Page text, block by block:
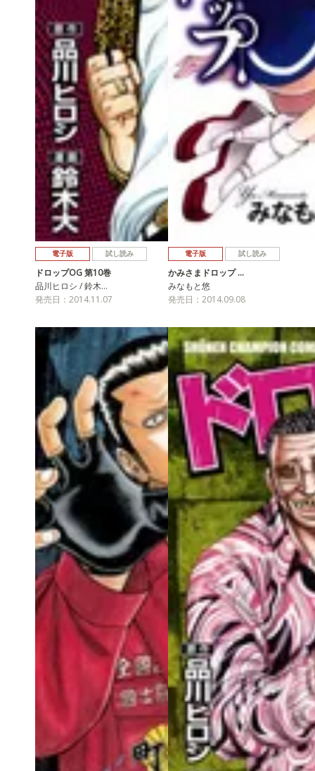
電子版 試し読み
ドロップOG 第10巻
品川ヒロシ / 鈴木…
発売日：2014.11.07
電子版 試し読み
かみさまドロップ …
みなもと悠
発売日：2014.09.08